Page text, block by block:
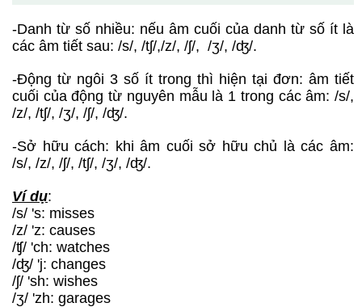
-Danh từ số nhiều: nếu âm cuối của danh từ số ít là
các âm tiết sau: /s/, /tʃ/,/z/, /ʃ/, /ʒ/, /ʤ/.
-Động từ ngôi 3 số ít trong thì hiện tại đơn: âm tiết
cuối của động từ nguyên mẫu là 1 trong các âm: /s/,
/z/, /tʃ/, /ʒ/, /ʃ/, /ʤ/.
-Sở hữu cách: khi âm cuối sở hữu chủ là các âm:
/s/, /z/, /ʃ/, /tʃ/, /ʒ/, /ʤ/.
Ví dụ:
/s/ 's: misses
/z/ 'z: causes
/ʧ/ 'ch: watches
/ʤ/ 'j: changes
/ʃ/ 'sh: wishes
/ʒ/ 'zh: garages